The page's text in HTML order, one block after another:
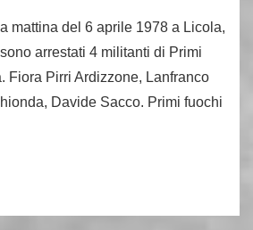
mattina del 6 aprile 1978 a Licola,
arrestati 4 militanti di Primi
Fiora Pirri Ardizzone, Lanfranco
Davide Sacco. Primi fuochi